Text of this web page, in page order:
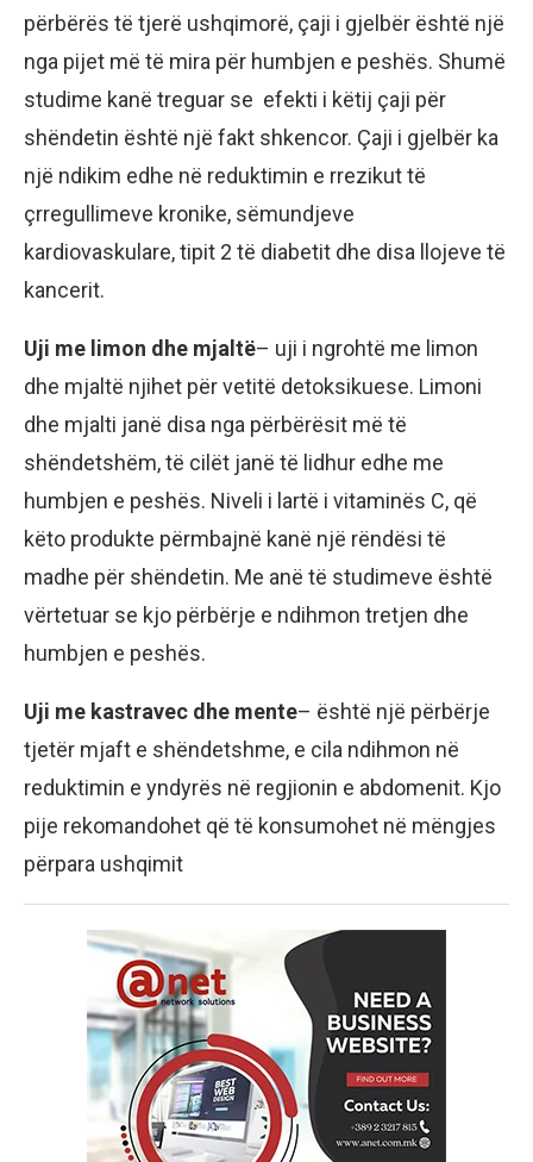
përbërës të tjerë ushqimorë, çaji i gjelbër është një
nga pijet më të mira për humbjen e peshës. Shumë
studime kanë treguar se efekti i këtij çaji për
shëndetin është një fakt shkencor. Çaji i gjelbër ka
një ndikim edhe në reduktimin e rrezikut të
çrregullimeve kronike, sëmundjeve
kardiovaskulare, tipit 2 të diabetit dhe disa llojeve të
kancerit.
Uji me limon dhe mjaltë– uji i ngrohtë me limon
dhe mjaltë njihet për vetitë detoksikuese. Limoni
dhe mjalti janë disa nga përbërësit më të
shëndetshëm, të cilët janë të lidhur edhe me
humbjen e peshës. Niveli i lartë i vitaminës C, që
këto produkte përmbajnë kanë një rëndësi të
madhe për shëndetin. Me anë të studimeve është
vërtetuar se kjo përbërje e ndihmon tretjen dhe
humbjen e peshës.
Uji me kastravec dhe mente– është një përbërje
tjetër mjaft e shëndetshme, e cila ndihmon në
reduktimin e yndyrës në regjionin e abdomenit. Kjo
pije rekomandohet që të konsumohet në mëngjes
përpara ushqimit